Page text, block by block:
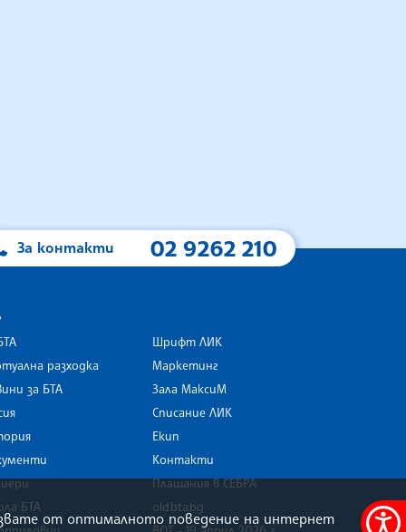
За контакти 02 9262 210
разходка
за БТА
БТА
Шрифт ЛИК
Маркетинг
Зала МаксиМ
Списание ЛИК
Екип
Контакти
Плащания в СЕБРА
old.bta.bg
от оптималното поведение на интернет